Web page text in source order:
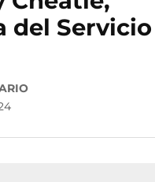
del Servicio